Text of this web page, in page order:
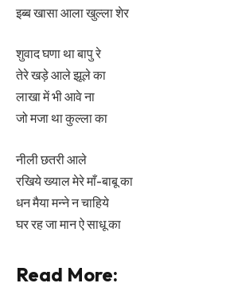
इब्ब खासा आला खुल्ला शेर
शुवाद घणा था बापु रे
तेरे खड़े आले झूले का
लाखा में भी आवे ना
जो मजा था कुल्ला का
नीली छतरी आले
रखिये ख्याल मेरे माँ-बाबू का
धन मैया मन्ने न चाहिये
घर रह जा मान ऐ साधू का
Read More: